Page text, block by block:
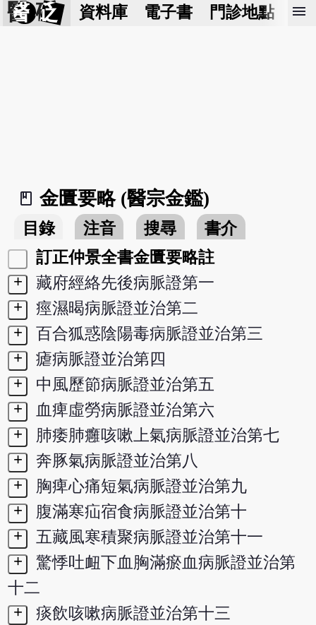
醫 砭 資料庫 電子書 門診地點 預
menu
book_2
金匱要略 (醫宗金鑑)
目錄 注音 搜尋
書介
訂正仲景全書金匱要略註
+
藏府經絡先後病脈證第一
+
痙濕暍病脈證並治第二
+
百合狐惑陰陽毒病脈證並治第三
+
瘧病脈證並治第四
+
中風歷節病脈證並治第五
+
血痺虛勞病脈證並治第六
+
肺痿肺癰咳嗽上氣病脈證並治第七
+
奔豚氣病脈證並治第八
+
胸痺心痛短氣病脈證並治第九
+
腹滿寒疝宿食病脈證並治第十
+
五藏風寒積聚病脈證並治第十一
+
驚悸吐衄下血胸滿瘀血病脈證並治第
十二
+
痰飲咳嗽病脈證並治第十三